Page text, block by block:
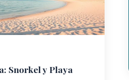
Snorkel y Playa